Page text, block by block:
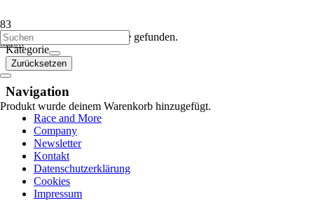
tiktok
Produkt wurde deinem Warenkorb hinzugefügt.
Es wurden keine Ergebnisse gefunden.
Kategorie
Zurücksetzen
Navigation
Race and More
Company
Newsletter
Kontakt
Datenschutzerklärung
Cookies
Impressum